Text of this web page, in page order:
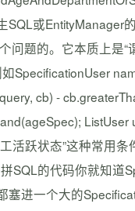
SQL或
问题的。它本质上是
SpecificationUser
cb) -
活跃状态”这种常用
SQL的代码你就知道
塞进一个大的